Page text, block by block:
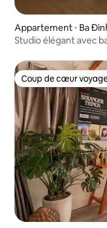
Appartement ⋅ Ba
Studio élégant avec
Coup de cœur
Coup de cœur